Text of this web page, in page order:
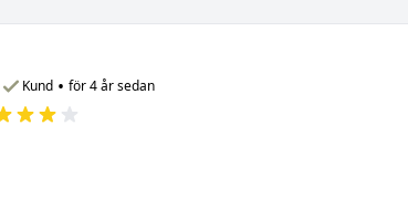
Kund • för 4 år sedan